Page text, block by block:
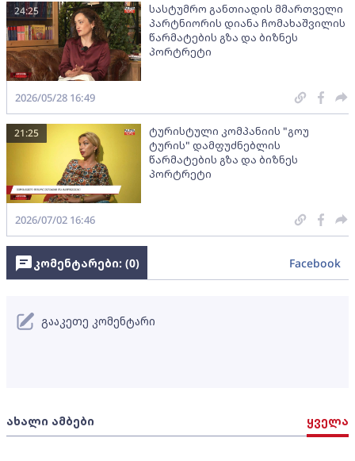
სასტუმრო განთიადის მმართველი
პარტნიორის დიანა ჩომახაშვილის
წარმატების გზა და ბიზნეს
პორტრეტი
24:25
2026/05/28 16:49
ტურისტული კომპანიის "გოუ
ტურის" დამფუძნებლის
წარმატების გზა და ბიზნეს
პორტრეტი
21:25
2026/07/02 16:46
ახალი ამბები ყველა
კომენტარები: (0) Facebook
გააკეთე კომენტარი